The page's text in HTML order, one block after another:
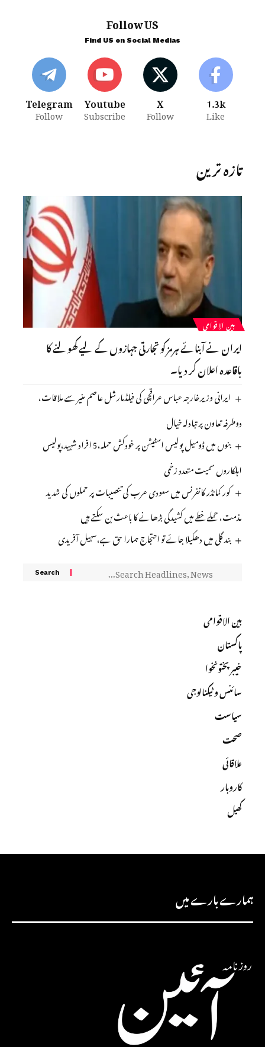
Follow US
Find US on Social Medias
1.3k
Like
X
Follow
Youtube
Subscribe
Telegram
Follow
تازہ ترین
بین الاقوامی
ایران نے آبنائے ہرمز کو تجارتی جہازوں کے لیے کھولنے کا
باقاعدہ اعلان کر دیا۔
ایرانی وزیرخارجہ عباس عراقچی کی فیلڈمارشل عاصم منیر سے ملاقات،
دوطرفہ تعاون پر تبادلہ خیال
بنوں میں ڈومیل پولیس اسٹیشن پر خودکش حملہ،5 افراد شہید،پولیس
اہلکاروں سمیت متعدد زخمی
کور کمانڈر کانفرنس میں سعودی عرب کی تنصیبات پر حملوں کی شدید
مذمت، حملے خطے میں کشیدگی بڑھانے کا باعث بن سکتے ہیں
بند گلی میں دھکیلا جائے تو احتجاج ہمارا حق ہے،سہیل آفریدی
بین الاقوامی
پاکستان
خیبرپختونخوا
سائنس و ٹیکنالوجی
سیاست
صحت
علاقائی
کاروبار
کھیل
ہمارے بارے میں